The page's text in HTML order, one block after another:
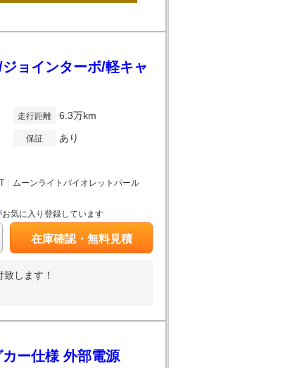
ョインターボ/軽キャ
走行距離 6.3万km
保証 あり
｜ムーンライトバイオレットパール
気に入り登録しています
在庫確認・無料見積
します！
ー仕様 外部電源